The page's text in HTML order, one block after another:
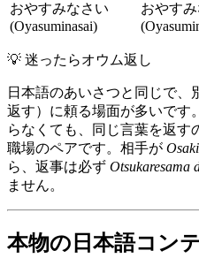
おやすみなさい
(Oyasuminasai)
おやす
💡 迷ったらオウム返し
日本語のあいさつと同じで、
返す）に頼る場面が多いです
らなくても、同じ言葉を返す
職場のペアです。相手が
ら、返事は必ず Otsukaresama
ません。
本物の日本語コン